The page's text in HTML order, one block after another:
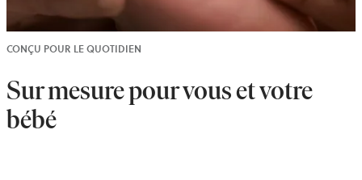
CONÇU POUR LE QUOTIDIEN
Sur mesure pour vous et votre
bébé